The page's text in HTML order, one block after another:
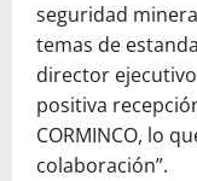
seguridad
temas de
director
positiva
CORMINCO, lo
colaboración”.